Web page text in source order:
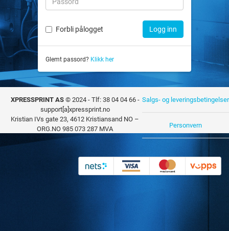
Forbli pålogget Logg inn
Glemt passord? Klikk her
Salgs- og leveringsbetingelser
Personvern
XPRESSPRINT AS© 2024 - Tlf: 38 04 04 66 -
support[a]xpressprint.no
Kristian IVs gate 23, 4612 Kristiansand NO –
ORG.NO 985 073 287 MVA